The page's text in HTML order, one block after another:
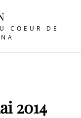
COEUR DE
2014